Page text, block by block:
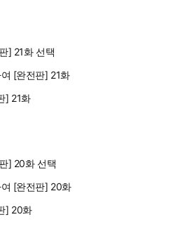
] 21화 선택
] 21화
] 20화 선택
] 20화